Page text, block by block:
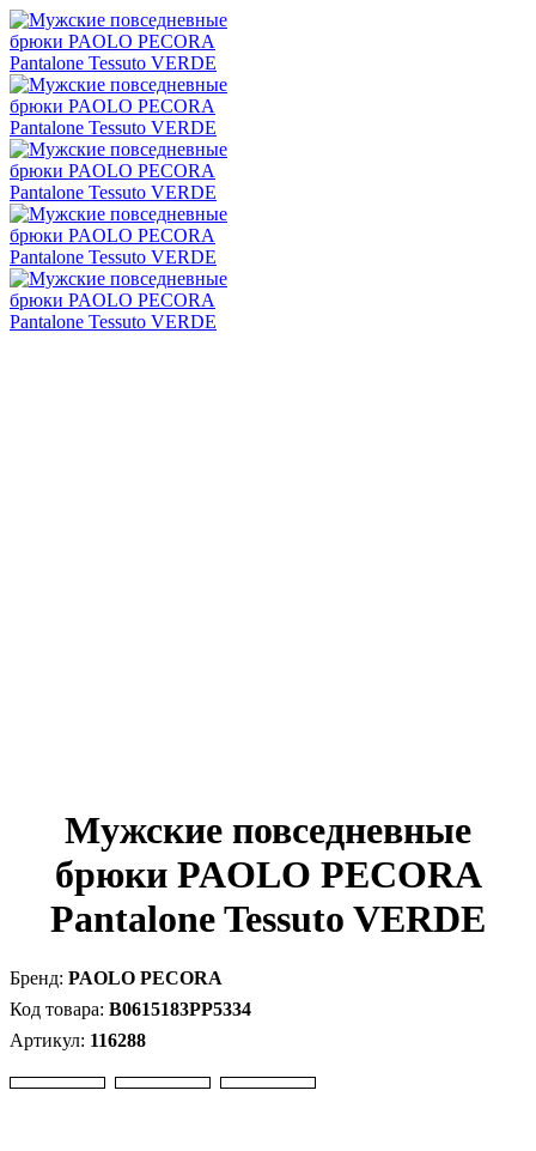
Мужские повседневные
брюки PAOLO PECORA
Pantalone Tessuto VERDE
PAOLO PECORA
B0615183PP5334
116288